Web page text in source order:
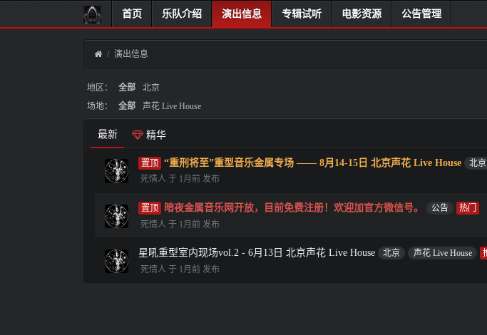
首页 乐队介绍 演出信息 专辑试听 电影资源 公告管理
演出信息
地区： 全部
北京
场地：
全部 声花 Live House
最新 精华
“重刑将至”重型音乐金属专场 —— 8月14-15日 北京声花 Live House 北京
死情人 于 1月前 发布
暗夜金属音乐网开放，目前免费注册！欢迎加官方微信号。
公告
死情人 于 1月前 发布
星吼重型室内现场vol.2 - 6月13日 北京声花 Live House 北京
声花 Live House
死情人 于 1月前 发布